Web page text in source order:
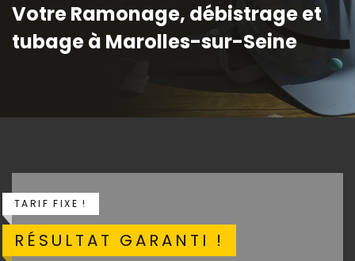
Votre Ramonage, débistrage et
tubage à Marolles-sur-Seine
TARIF FIXE !
RÉSULTAT GARANTI !